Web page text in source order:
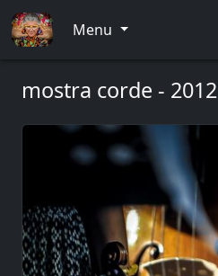
Menu
mostra corde - 2012